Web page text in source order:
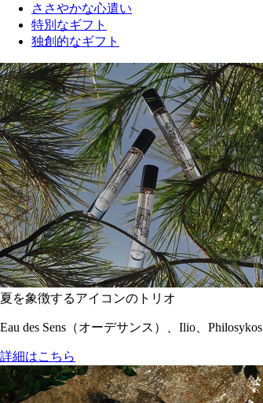
ささやかな心遣い
特別なギフト
独創的なギフト
夏を象徴するアイコンのトリオ
Eau des Sens（オーデサンス）、Ilio、
詳細はこちら